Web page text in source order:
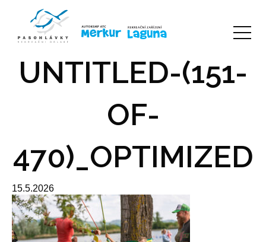
UNTITLED-(151-
OF-
470)_OPTIMIZED
15.5.2026